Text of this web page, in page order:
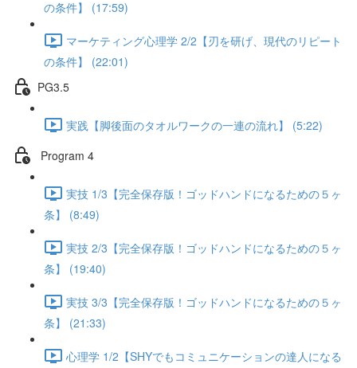
の条件】 (17:59)
マーケティング心理学 2/2【刃を研げ、現代のリピート
の条件】 (22:01)
PG3.5
実践【脚後面のタオルワークの一連の流れ】 (5:22)
Program 4
実技 1/3【完全保存版！ゴッドハンドになるための５ヶ
条】 (8:49)
実技 2/3【完全保存版！ゴッドハンドになるための５ヶ
条】 (19:40)
実技 3/3【完全保存版！ゴッドハンドになるための５ヶ
条】 (21:33)
心理学 1/2【SHYでもコミュニケーションの達人になる